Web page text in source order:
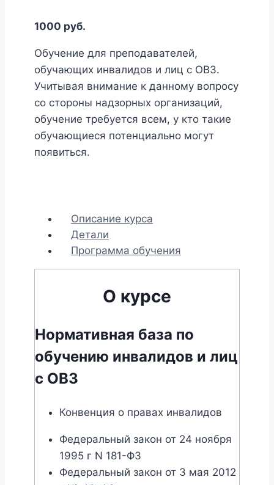
1000 руб.
Обучение для преподавателей,
обучающих инвалидов и лиц с ОВЗ.
Учитывая внимание к данному вопросу
со стороны надзорных организаций,
обучение требуется всем, у кто такие
обучающиеся потенциально могут
появиться.
Описание курса
Детали
Программа обучения
О курсе
Нормативная база по
обучению инвалидов и лиц
с ОВЗ
Конвенция о правах инвалидов
Федеральный закон от 24 ноября
1995 г N 181-ФЗ
Федеральный закон от 3 мая 2012